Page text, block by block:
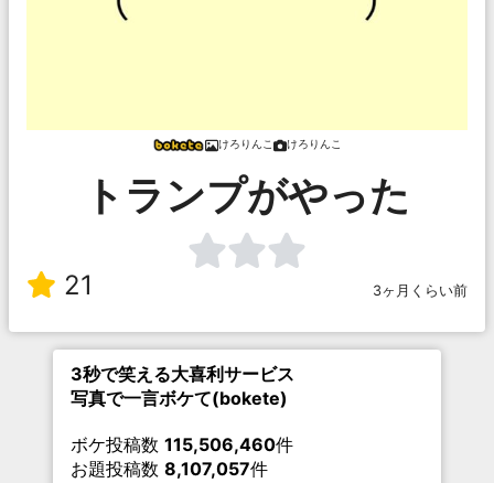
けろりんこ けろりんこ
トランプがやった
21 3ヶ月くらい前
3秒で笑える大喜利サービス
写真で一言ボケて(bokete)
ボケ投稿数 115,506,460件
お題投稿数 8,107,057件